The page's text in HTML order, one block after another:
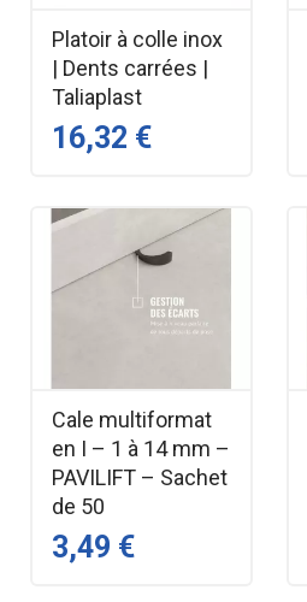
Platoir à colle inox
| Dents carrées |
Taliaplast
16,32 €
Cale multiformat
en I – 1 à 14 mm –
PAVILIFT – Sachet
de 50
3,49 €